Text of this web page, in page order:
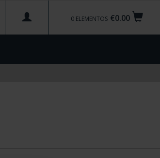
€0.00
0 ELEMENTOS